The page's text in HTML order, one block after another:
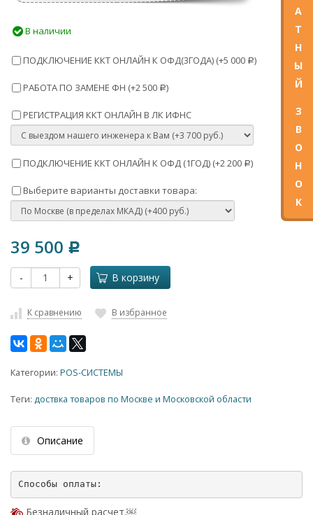
В наличии
ПОДКЛЮЧЕНИЕ ККТ ОНЛАЙН К ОФД(3ГОДА) (+5 000 Р)
РАБОТА ПО ЗАМЕНЕ ФН (+2 500 Р)
РЕГИСТРАЦИЯ ККТ ОНЛАЙН В ЛК ИФНС
ПОДКЛЮЧЕНИЕ ККТ ОНЛАЙН К ОФД (1ГОД) (+2 200 Р)
Выберите варианты доставки товара:
39 500 Р
- + В корзину
К сравнению В избранное
Категории: POS-СИСТЕМЫ
Теги: доствка товаров по Москве и Московской области
Описание
Безналичный расчет.￼
А
Т
Н
Ы
Й
З
В
О
Н
О
К